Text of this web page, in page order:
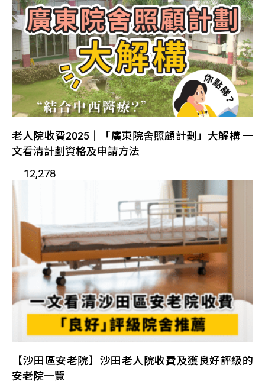
老人院收費2025｜「廣東院舍照顧計劃」大解構 一
文看清計劃資格及申請方法
12,278
【沙田區安老院】沙田老人院收費及獲良好評級的
安老院一覽